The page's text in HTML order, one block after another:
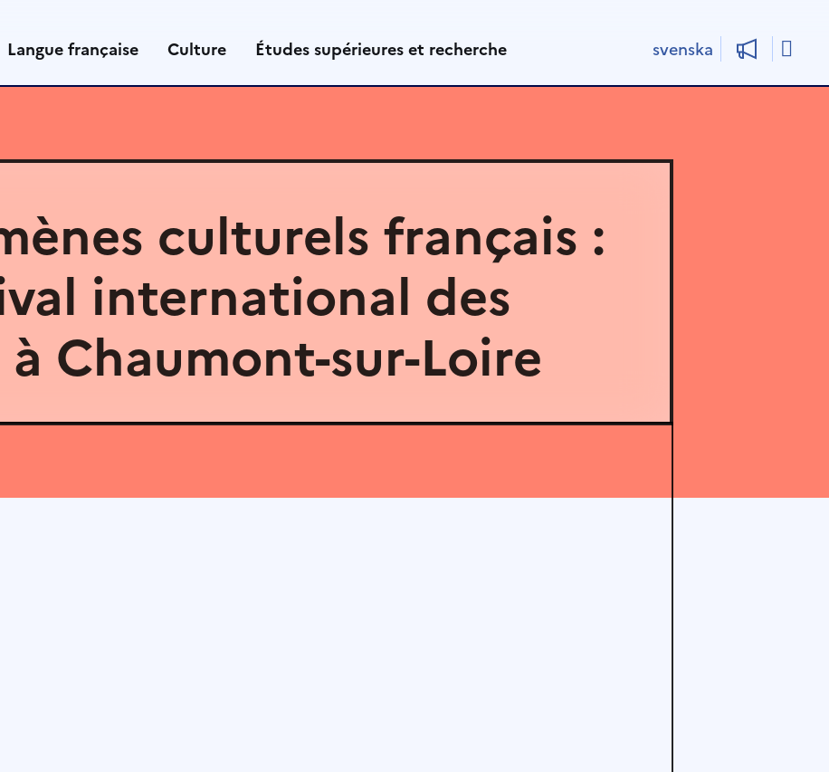
Langue française Culture Études supérieures et recherche svenska
culturels français :
international des
à Chaumont-sur-Loire